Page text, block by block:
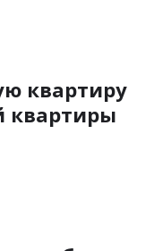
квартиру
квартиры